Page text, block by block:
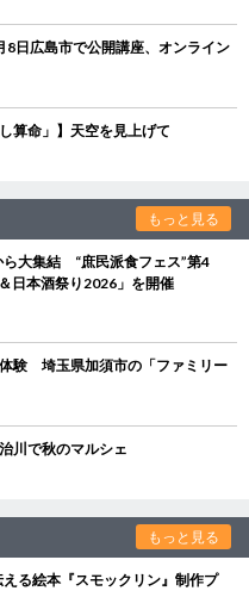
日広島市で公開講座、オンライン
算命」】天空を見上げて
もっと見る
大集結 “庶民派食フェス”第4
日本酒祭り2026」を開催
験 埼玉県加須市の「ファミリー
川で秋のマルシェ
もっと見る
る絵本『スモックリン』制作プ